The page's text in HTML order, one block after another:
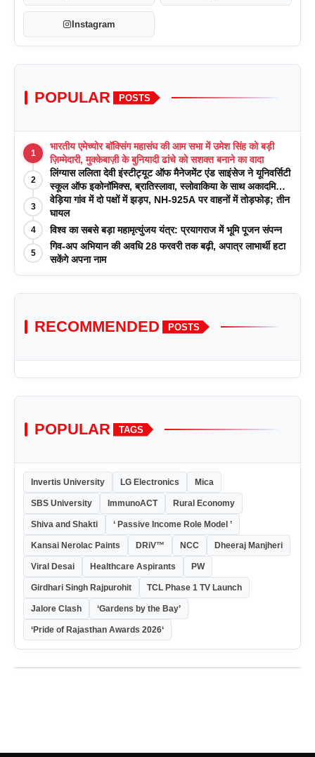
Instagram
POPULAR POSTS
1
भारतीय एमेच्योर बॉक्सिंग महासंघ की आम सभा में उमेश सिंह को बड़ी
ज़िम्मेदारी, मुक्केबाज़ी के बुनियादी ढांचे को सशक्त बनाने का वादा
2
लिंग्यास ललिता देवी इंस्टीट्यूट ऑफ मैनेजमेंट एंड साइंसेज ने यूनिवर्सिटी
स्कूल ऑफ इकोनॉमिक्स, ब्रातिस्लावा, स्लोवाकिया के साथ अकादमिक
पत्रिकाओं में प्रकाशन रणनीतियों पर एक दिवसीय कार्यशाला का
आयोजन किया
3
वेड़िया गांव में दो पक्षों में झड़प, NH-925A पर वाहनों में तोड़फोड़; तीन
घायल
4 विश्व का सबसे बड़ा महामृत्युंजय यंत्र: प्रयागराज में भूमि पूजन संपन्न
5
गिव-अप अभियान की अवधि 28 फरवरी तक बढ़ी, अपात्र लाभार्थी हटा
सकेंगे अपना नाम
RECOMMENDED POSTS
POPULAR TAGS
Invertis University LG Electronics Mica
SBS University ImmunoACT Rural Economy
Shiva and Shakti ‘ Passive Income Role Model ’
Kansai Nerolac Paints DRiV™ NCC Dheeraj Manjheri
Viral Desai Healthcare Aspirants PW
Girdhari Singh Rajpurohit TCL Phase 1 TV Launch
Jalore Clash ‘Gardens by the Bay’
‘Pride of Rajasthan Awards 2026‘